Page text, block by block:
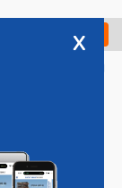
Check in
x